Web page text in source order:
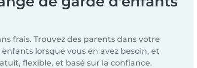
frais. Trouvez des parents dans votre
lorsque vous en avez besoin, et
flexible, et basé sur la confiance.